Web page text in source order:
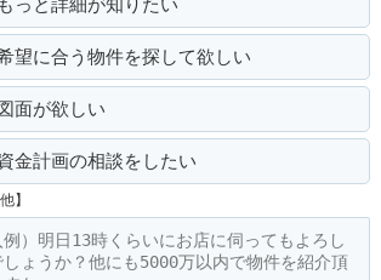
望に合う物件を探して欲しい
面が欲しい
金計画の相談をしたい
】